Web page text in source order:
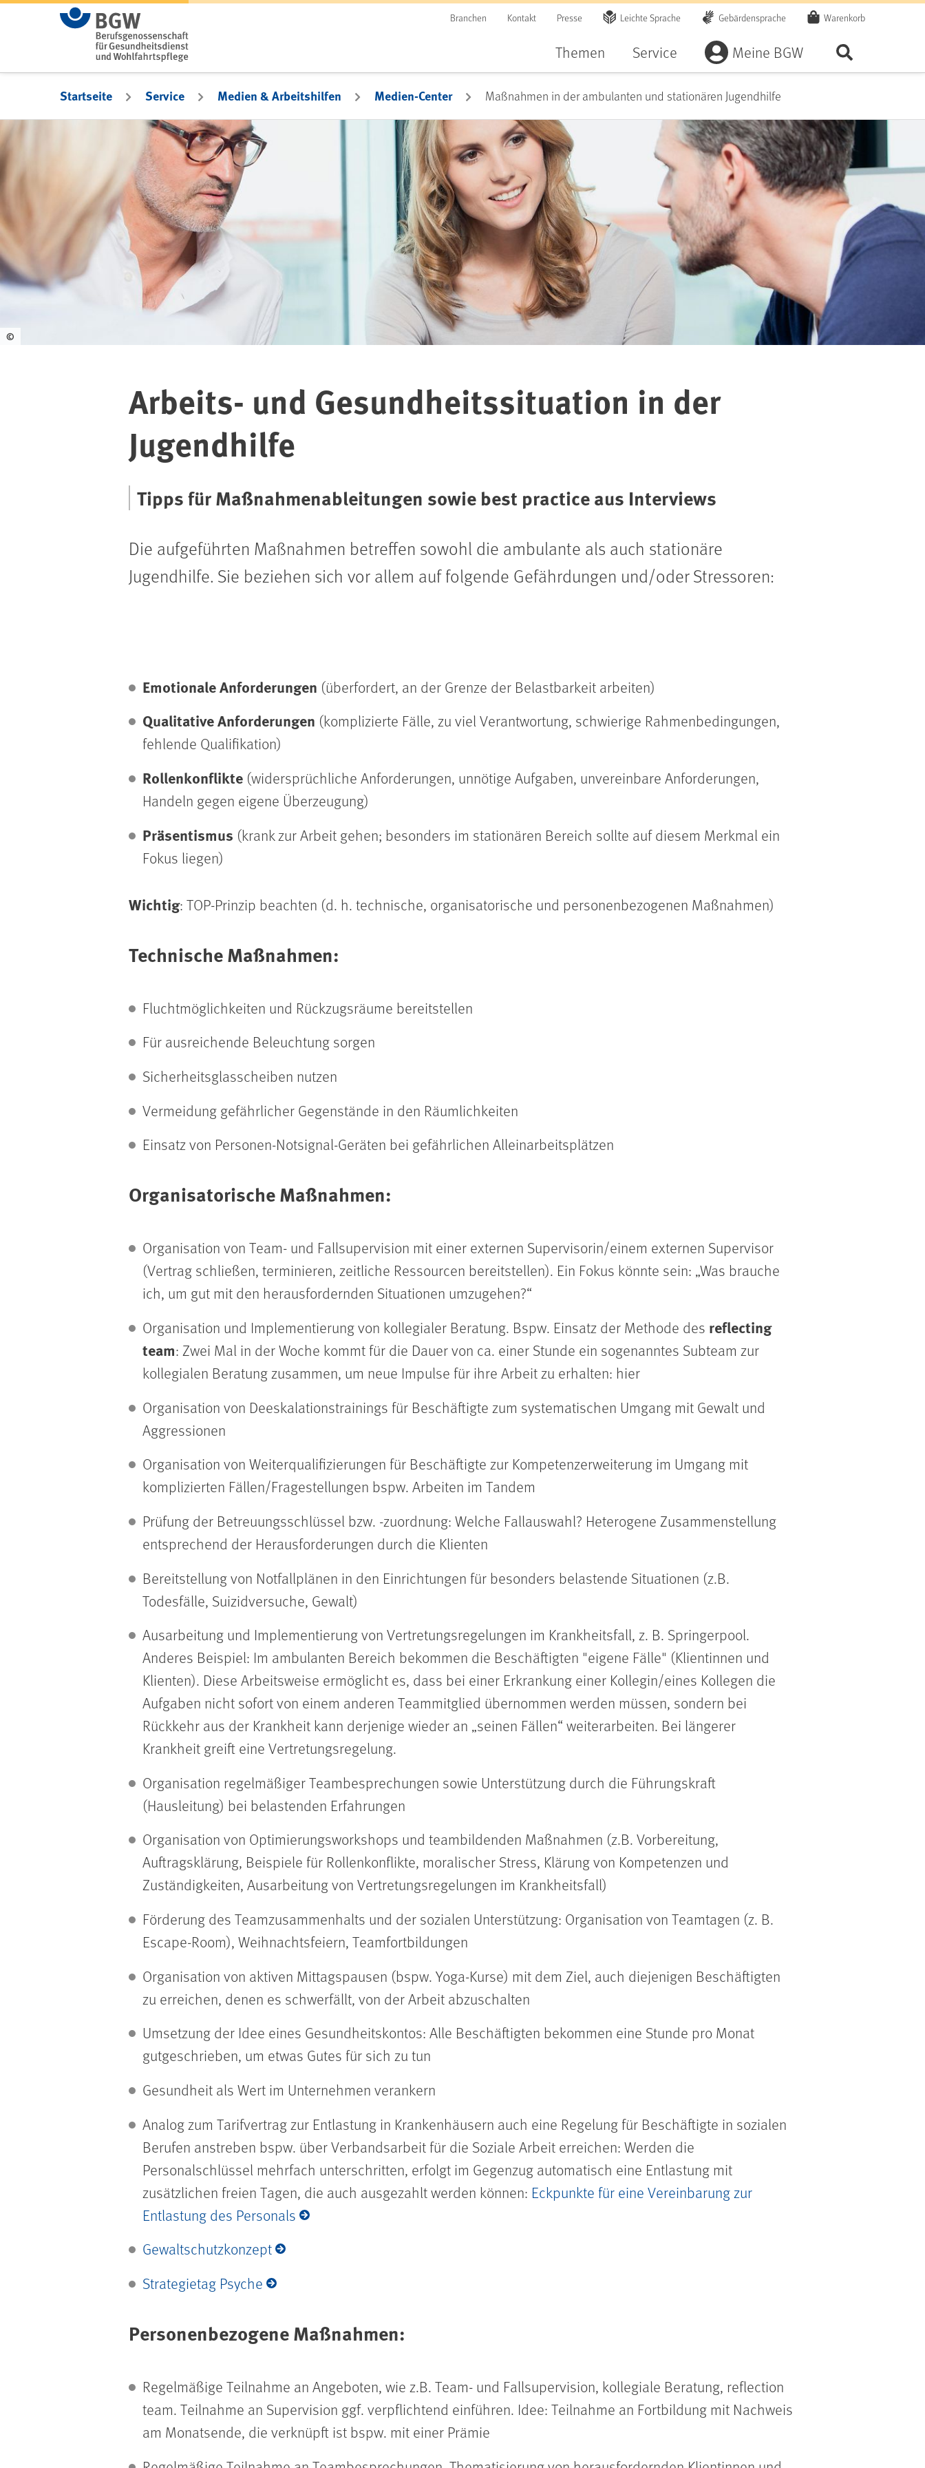
Zum Hauptinhalt springen Branchen Kontakt Presse Leichte Sprache Gebärdensprache Warenkorb
Themen Service Meine BGW
Startseite Service Medien & Arbeitshilfen Medien-Center Maßnahmen in der ambulanten und stationären Jugendhilfe
©
Arbeits- und Gesundheitssituation in der
Jugendhilfe
Tipps für Maßnahmenableitungen sowie best practice aus Interviews
Die aufgeführten Maßnahmen betreffen sowohl die ambulante als auch stationäre
Jugendhilfe. Sie beziehen sich vor allem auf folgende Gefährdungen und/oder Stressoren:
Emotionale Anforderungen (überfordert, an der Grenze der Belastbarkeit arbeiten)
Qualitative Anforderungen (komplizierte Fälle, zu viel Verantwortung, schwierige Rahmenbedingungen,
fehlende Qualifikation)
Rollenkonflikte (widersprüchliche Anforderungen, unnötige Aufgaben, unvereinbare Anforderungen,
Handeln gegen eigene Überzeugung)
Präsentismus (krank zur Arbeit gehen; besonders im stationären Bereich sollte auf diesem Merkmal ein
Fokus liegen)
Wichtig: TOP-Prinzip beachten (d. h. technische, organisatorische und personenbezogenen Maßnahmen)
Technische Maßnahmen:
Fluchtmöglichkeiten und Rückzugsräume bereitstellen
Für ausreichende Beleuchtung sorgen
Sicherheitsglasscheiben nutzen
Vermeidung gefährlicher Gegenstände in den Räumlichkeiten
Einsatz von Personen-Notsignal-Geräten bei gefährlichen Alleinarbeitsplätzen
Organisatorische Maßnahmen:
Organisation von Team- und Fallsupervision mit einer externen Supervisorin/einem externen Supervisor
(Vertrag schließen, terminieren, zeitliche Ressourcen bereitstellen). Ein Fokus könnte sein: „Was brauche
ich, um gut mit den herausfordernden Situationen umzugehen?“
Organisation und Implementierung von kollegialer Beratung. Bspw. Einsatz der Methode des reflecting
team: Zwei Mal in der Woche kommt für die Dauer von ca. einer Stunde ein sogenanntes Subteam zur
kollegialen Beratung zusammen, um neue Impulse für ihre Arbeit zu erhalten: hier
Organisation von Deeskalationstrainings für Beschäftigte zum systematischen Umgang mit Gewalt und
Aggressionen
Organisation von Weiterqualifizierungen für Beschäftigte zur Kompetenzerweiterung im Umgang mit
komplizierten Fällen/Fragestellungen bspw. Arbeiten im Tandem
Prüfung der Betreuungsschlüssel bzw. -zuordnung: Welche Fallauswahl? Heterogene Zusammenstellung
entsprechend der Herausforderungen durch die Klienten
Bereitstellung von Notfallplänen in den Einrichtungen für besonders belastende Situationen (z.B.
Todesfälle, Suizidversuche, Gewalt)
Ausarbeitung und Implementierung von Vertretungsregelungen im Krankheitsfall, z. B. Springerpool.
Anderes Beispiel: Im ambulanten Bereich bekommen die Beschäftigten "eigene Fälle" (Klientinnen und
Klienten). Diese Arbeitsweise ermöglicht es, dass bei einer Erkrankung einer Kollegin/eines Kollegen die
Aufgaben nicht sofort von einem anderen Teammitglied übernommen werden müssen, sondern bei
Rückkehr aus der Krankheit kann derjenige wieder an „seinen Fällen“ weiterarbeiten. Bei längerer
Krankheit greift eine Vertretungsregelung.
Organisation regelmäßiger Teambesprechungen sowie Unterstützung durch die Führungskraft
(Hausleitung) bei belastenden Erfahrungen
Organisation von Optimierungsworkshops und teambildenden Maßnahmen (z.B. Vorbereitung,
Auftragsklärung, Beispiele für Rollenkonflikte, moralischer Stress, Klärung von Kompetenzen und
Zuständigkeiten, Ausarbeitung von Vertretungsregelungen im Krankheitsfall)
Förderung des Teamzusammenhalts und der sozialen Unterstützung: Organisation von Teamtagen (z. B.
Escape-Room), Weihnachtsfeiern, Teamfortbildungen
Organisation von aktiven Mittagspausen (bspw. Yoga-Kurse) mit dem Ziel, auch diejenigen Beschäftigten
zu erreichen, denen es schwerfällt, von der Arbeit abzuschalten
Umsetzung der Idee eines Gesundheitskontos: Alle Beschäftigten bekommen eine Stunde pro Monat
gutgeschrieben, um etwas Gutes für sich zu tun
Gesundheit als Wert im Unternehmen verankern
Analog zum Tarifvertrag zur Entlastung in Krankenhäusern auch eine Regelung für Beschäftigte in sozialen
Berufen anstreben bspw. über Verbandsarbeit für die Soziale Arbeit erreichen: Werden die
Personalschlüssel mehrfach unterschritten, erfolgt im Gegenzug automatisch eine Entlastung mit
zusätzlichen freien Tagen, die auch ausgezahlt werden können: Eckpunkte für eine Vereinbarung zur
Entlastung des Personals
Gewaltschutzkonzept
Strategietag Psyche
Personenbezogene Maßnahmen:
Regelmäßige Teilnahme an Angeboten, wie z.B. Team- und Fallsupervision, kollegiale Beratung, reflection
team. Teilnahme an Supervision ggf. verpflichtend einführen. Idee: Teilnahme an Fortbildung mit Nachweis
am Monatsende, die verknüpft ist bspw. mit einer Prämie